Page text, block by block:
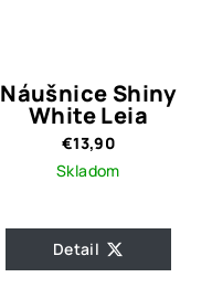
Náušnice Shiny
White Leia
€13,90
Skladom
Detail